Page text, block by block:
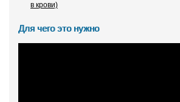
в крови)
Для чего это нужно